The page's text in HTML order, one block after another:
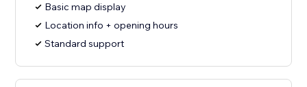
Basic map display
Location info + opening hours
Standard support